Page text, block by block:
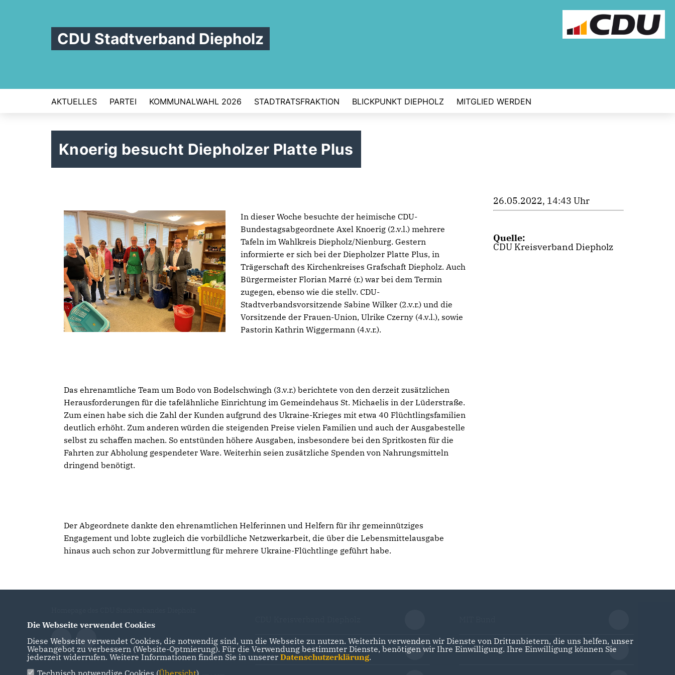
CDU Stadtverband Diepholz
AKTUELLES PARTEI KOMMUNALWAHL 2026 STADTRATSFRAKTION BLICKPUNKT DIEPHOLZ MITGLIED WERDEN
Knoerig besucht Diepholzer Platte Plus
In dieser Woche besuchte der heimische CDU-
Bundestagsabgeordnete Axel Knoerig (2.v.l.) mehrere
Tafeln im Wahlkreis Diepholz/Nienburg. Gestern
informierte er sich bei der Diepholzer Platte Plus, in
Trägerschaft des Kirchenkreises Grafschaft Diepholz. Auch
Bürgermeister Florian Marré (r.) war bei dem Termin
zugegen, ebenso wie die stellv. CDU-
Stadtverbandsvorsitzende Sabine Wilker (2.v.r.) und die
Vorsitzende der Frauen-Union, Ulrike Czerny (4.v.l.), sowie
Pastorin Kathrin Wiggermann (4.v.r.).
Das ehrenamtliche Team um Bodo von Bodelschwingh (3.v.r.) berichtete von den derzeit zusätzlichen
Herausforderungen für die tafelähnliche Einrichtung im Gemeindehaus St. Michaelis in der Lüderstraße.
Zum einen habe sich die Zahl der Kunden aufgrund des Ukraine-Krieges mit etwa 40 Flüchtlingsfamilien
deutlich erhöht. Zum anderen würden die steigenden Preise vielen Familien und auch der Ausgabestelle
selbst zu schaffen machen. So entstünden höhere Ausgaben, insbesondere bei den Spritkosten für die
Fahrten zur Abholung gespendeter Ware. Weiterhin seien zusätzliche Spenden von Nahrungsmitteln
dringend benötigt.
Der Abgeordnete dankte den ehrenamtlichen Helferinnen und Helfern für ihr gemeinnütziges
Engagement und lobte zugleich die vorbildliche Netzwerkarbeit, die über die Lebensmittelausgabe
hinaus auch schon zur Jobvermittlung für mehrere Ukraine-Flüchtlinge geführt habe.
26.05.2022, 14:43 Uhr
Quelle:
CDU Kreisverband Diepholz
CDU Niedersachsen CDA Deutschlands
Die Webseite verwendet Cookies
Diese Webseite verwendet Cookies, die notwendig sind, um die Webseite zu nutzen. Weiterhin verwenden wir Dienste von Drittanbietern, die uns helfen, unser
Webangebot zu verbessern (Website-Optmierung). Für die Verwendung bestimmter Dienste, benötigen wir Ihre Einwilligung. Ihre Einwilligung können Sie
jederzeit widerrufen. Weitere Informationen finden Sie in unserer Datenschutzerklärung.
Technisch notwendige Cookies (Übersicht)